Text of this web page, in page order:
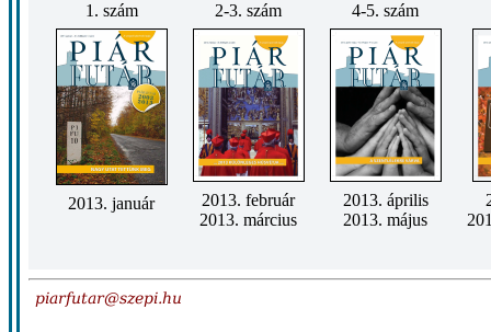
1. szám
2013. január
2-3. szám
2013. február
2013. március
4-5. szám
2013. április
2013. május